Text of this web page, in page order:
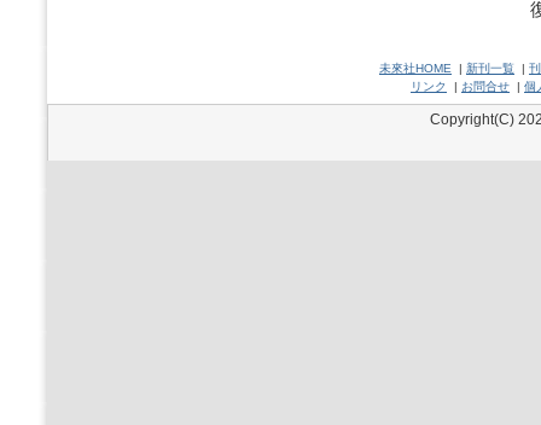
未來社HOME | 新刊一覧 |
リンク
| お問合せ | 個
Copyright(C)